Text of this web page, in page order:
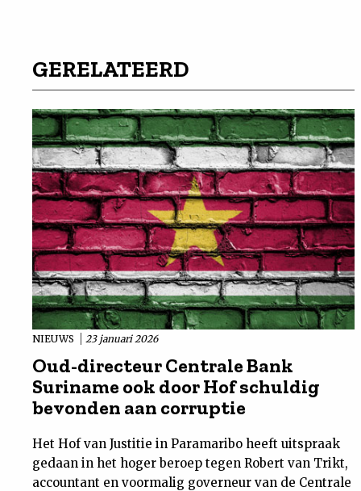
GERELATEERD
NIEUWS 23 januari 2026
Oud-directeur Centrale Bank
Suriname ook door Hof schuldig
bevonden aan corruptie
Het Hof van Justitie in Paramaribo heeft uitspraak
gedaan in het hoger beroep tegen Robert van Trikt,
accountant en voormalig governeur van de Centrale